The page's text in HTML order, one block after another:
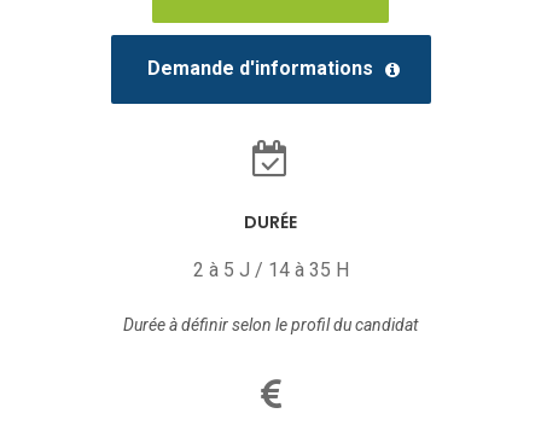
Demande d'informations
DURÉE
2 à 5 J / 14 à 35 H
Durée à définir selon le profil du candidat